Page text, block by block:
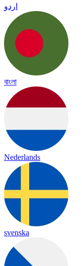
اردو
বাংলা
Nederlands
svenska